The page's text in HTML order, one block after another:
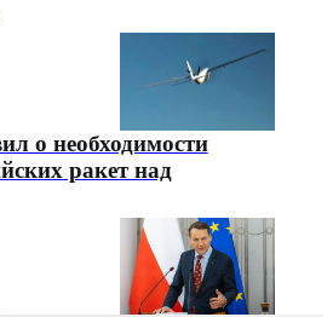
о необходимости
ракет над